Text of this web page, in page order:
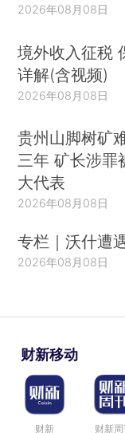
2026年08月08日
境外收入征税
详解(含视频)
2026年08月08日
贵州山脚树矿
三年 矿长涉罪
大代表
2026年08月08日
专栏｜沃什遭
2026年08月08日
财新移动
财新 财新周